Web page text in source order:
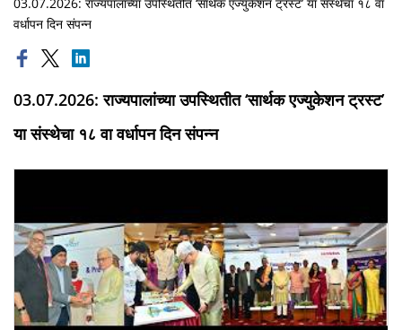
वर्धापन दिन संपन्न
03.07.2026: राज्यपालांच्या उपस्थितीत ‘सार्थक एज्युकेशन ट्रस्ट’
या संस्थेचा १८ वा वर्धापन दिन संपन्न